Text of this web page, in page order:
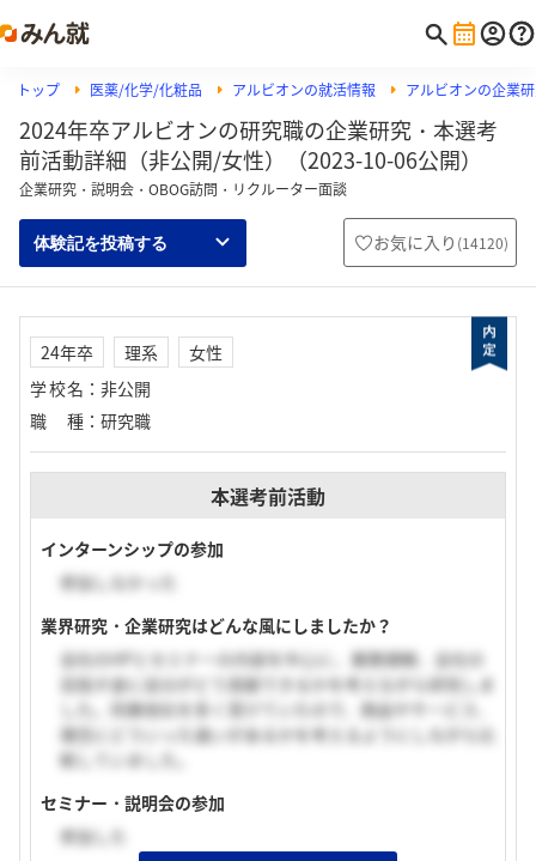
トップ 医薬/化学/化粧品 アルビオンの就活情報 アルビオンの企業
2024年卒アルビオンの研究職の企業研究・本選考
前活動詳細（非公開/女性）（2023-10-06公開）
企業研究・説明会・OBOG訪問・リクルーター面談
体験記を投稿する お気に入り (14120)
24年卒 理系
女性
学校名 ： 非公開
職種 ： 研究職
本選考前活動
インターンシップの参加
参加しなかった
業界研究・企業研究はどんな風にしましたか？
会社のHPとセミナーの内容を中心に、業務理解、会社の
目指す姿に自分がどう貢献できるかを考えながら研究しま
した。同業他社を多く受けていたので、商品やサービス、
理念にどういった違いがあるかを考えるようにしながら比
較していました。
セミナー・説明会の参加
参加した